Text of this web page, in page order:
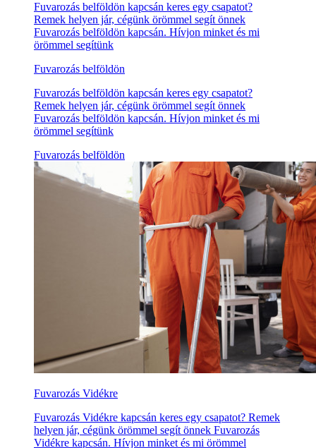
Fuvarozás belföldön kapcsán keres egy csapatot?
Remek helyen jár, cégünk örömmel segít önnek
Fuvarozás belföldön kapcsán. Hívjon minket és mi
örömmel segítünk
Fuvarozás belföldön
Fuvarozás belföldön kapcsán keres egy csapatot?
Remek helyen jár, cégünk örömmel segít önnek
Fuvarozás belföldön kapcsán. Hívjon minket és mi
örömmel segítünk
Fuvarozás belföldön
Fuvarozás Vidékre
Fuvarozás Vidékre kapcsán keres egy csapatot? Remek
helyen jár, cégünk örömmel segít önnek Fuvarozás
Vidékre kapcsán. Hívjon minket és mi örömmel